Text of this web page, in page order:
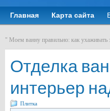
Главная Карта сайта
" Моем ванну правильно: как
Отделка
интерьер
Плитка